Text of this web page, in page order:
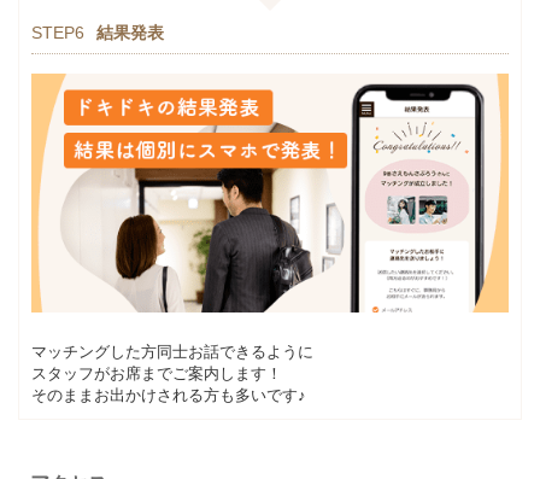
STEP6 結果発表
マッチングした方同士お話できるように
スタッフがお席までご案内します！
そのままお出かけされる方も多いです♪